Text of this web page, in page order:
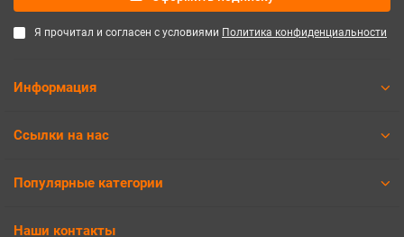
Я прочитал и согласен с условиями Политика конфиденциальности
Информация
Ссылки на нас
Популярные категории
Наши контакты